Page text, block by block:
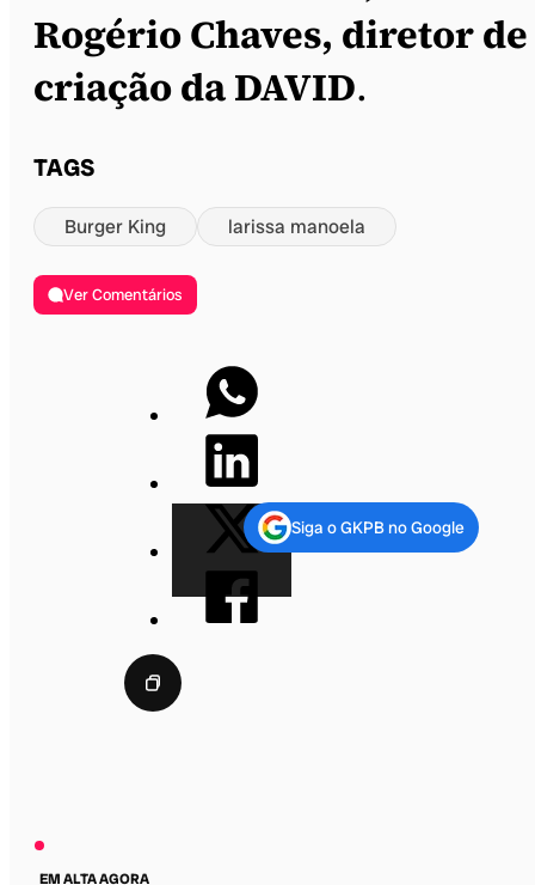
Rogério Chaves, diretor de
criação da DAVID.
TAGS
Burger King larissa manoela
Ver Comentários
Siga o GKPB no Google
EM ALTA AGORA